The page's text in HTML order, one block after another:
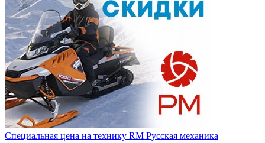
Специальная цена на технику RM Русская механика